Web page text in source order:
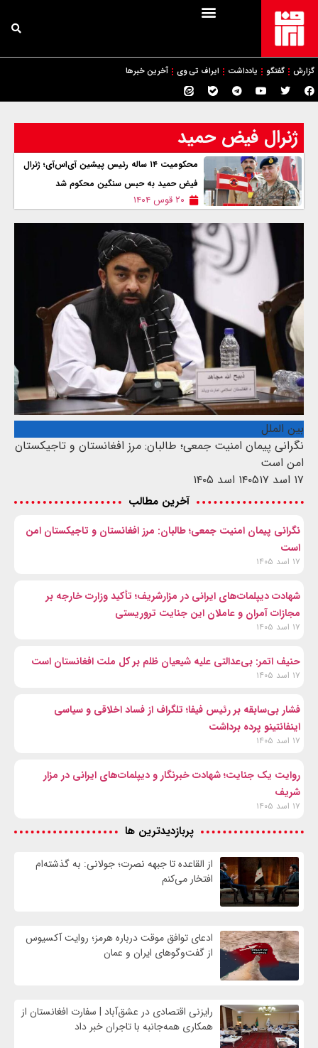
گزارش گفتگو یادداشت ایراف تی وی آخرین خبرها
ژنرال فیض حمید
محکومیت ۱۴ ساله رئیس پیشین آی‌اس‌آی؛ ژنرال
فیض حمید به حبس سنگین محکوم شد
۲۰ قوس ۱۴۰۴
بین الملل
نگرانی پیمان امنیت جمعی؛ طالبان: مرز افغانستان و تاجیکستان
امن است
۱۷ اسد ۱۴۰۵
۱۷ اسد ۱۴۰۵
آخرین مطالب
نگرانی پیمان امنیت جمعی؛ طالبان: مرز افغانستان و تاجیکستان امن
است
۱۷ اسد ۱۴۰۵
شهادت‌ دیپلمات‌های ایرانی در مزارشریف؛ تأکید وزارت خارجه بر
مجازات آمران و عاملان این جنایت تروریستی
۱۷ اسد ۱۴۰۵
حنیف اتمر: بی‌عدالتی علیه شیعیان ظلم بر کل ملت افغانستان است
۱۷ اسد ۱۴۰۵
فشار بی‌سابقه بر رئیس فیفا؛ تلگراف از فساد اخلاقی و سیاسی
اینفانتینو پرده برداشت
۱۷ اسد ۱۴۰۵
روایت یک جنایت؛ شهادت خبرنگار و دیپلمات‌های ایرانی در مزار
شریف
۱۷ اسد ۱۴۰۵
پربازدیدترین ها
از القاعده تا جبهه نصرت؛ جولانی: به گذشته‌ام
افتخار می‌کنم
ادعای توافق موقت درباره هرمز؛ روایت آکسیوس
از گفت‌وگوهای ایران و عمان
رایزنی اقتصادی در عشق‌آباد | سفارت افغانستان از
همکاری همه‌جانبه با تاجران خبر داد